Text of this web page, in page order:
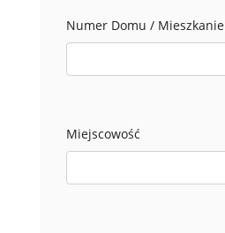
Numer Domu / Mieszkanie
Miejscowość